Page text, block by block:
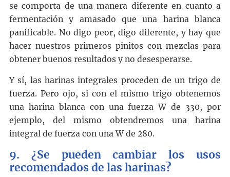
se comporta de una manera diferente en cuanto a
fermentación y amasado que una harina blanca
panificable. No digo peor, digo diferente, y hay que
hacer nuestros primeros pinitos con mezclas para
obtener buenos resultados y no desesperarse.
Y sí, las harinas integrales proceden de un trigo de
fuerza. Pero ojo, si con el mismo trigo obtenemos
una harina blanca con una fuerza W de 330, por
ejemplo, del mismo obtendremos una harina
integral de fuerza con una W de 280.
9. ¿Se pueden cambiar los usos
recomendados de las harinas?